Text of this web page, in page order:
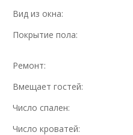
Вид из окна:
Покрытие пола:
Ремонт:
Вмещает гостей:
Число спален:
Число кроватей: